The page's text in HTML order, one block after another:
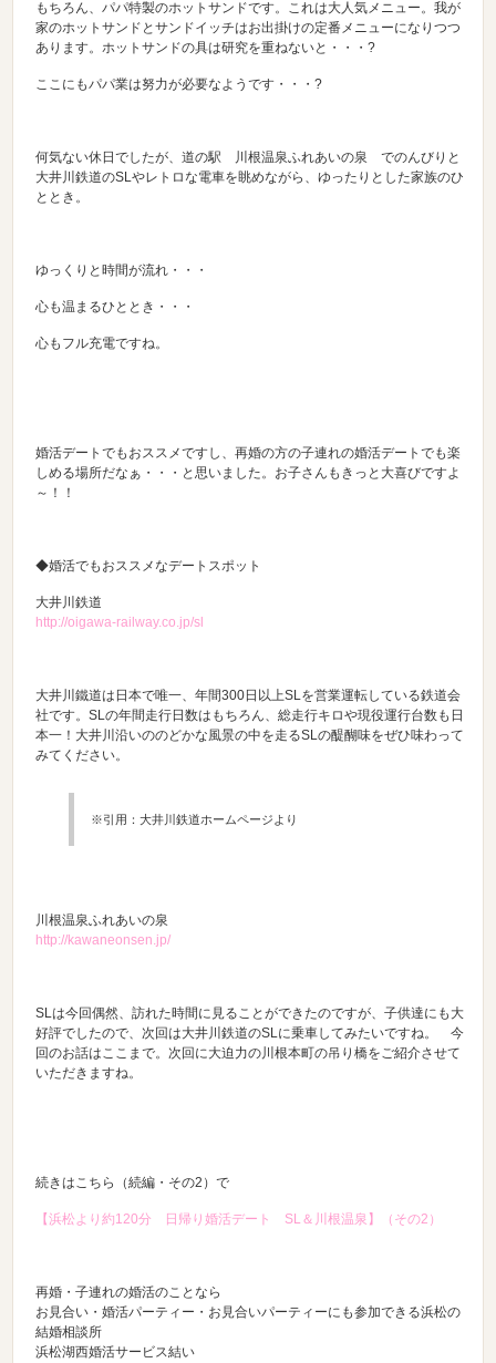
もちろん、パパ特製のホットサンドです。これは大人気メニュー。我が
家のホットサンドとサンドイッチはお出掛けの定番メニューになりつつ
あります。ホットサンドの具は研究を重ねないと・・・?
ここにもパパ業は努力が必要なようです・・・?
何気ない休日でしたが、道の駅 川根温泉ふれあいの泉 でのんびりと
大井川鉄道のSLやレトロな電車を眺めながら、ゆったりとした家族のひ
ととき。
ゆっくりと時間が流れ・・・
心も温まるひととき・・・
心もフル充電ですね。
婚活デートでもおススメですし、再婚の方の子連れの婚活デートでも楽
しめる場所だなぁ・・・と思いました。お子さんもきっと大喜びですよ
～！！
◆婚活でもおススメなデートスポット
大井川鉄道
http://oigawa-railway.co.jp/sl
大井川鐵道は日本で唯一、年間300日以上SLを営業運転している鉄道会
社です。SLの年間走行日数はもちろん、総走行キロや現役運行台数も日
本一！大井川沿いののどかな風景の中を走るSLの醍醐味をぜひ味わって
みてください。
※引用：大井川鉄道ホームページより
川根温泉ふれあいの泉
http://kawaneonsen.jp/
SLは今回偶然、訪れた時間に見ることができたのですが、子供達にも大
好評でしたので、次回は大井川鉄道のSLに乗車してみたいですね。 今
回のお話はここまで。次回に大迫力の川根本町の吊り橋をご紹介させて
いただきますね。
続きはこちら（続編・その2）で
【浜松より約120分 日帰り婚活デート SL＆川根温泉】（その2）
再婚・子連れの婚活のことなら
お見合い・婚活パーティー・お見合いパーティーにも参加できる浜松の
結婚相談所
浜松湖西婚活サービス結い